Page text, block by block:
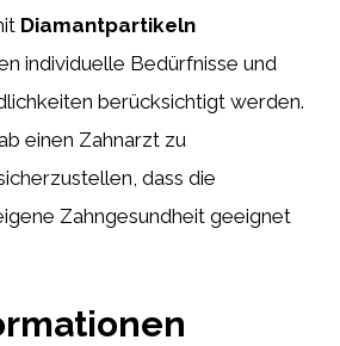
Diamantpartikeln
individuelle Bedürfnisse und
berücksichtigt werden.
einen Zahnarzt zu
dass die
Zahngesundheit geeignet